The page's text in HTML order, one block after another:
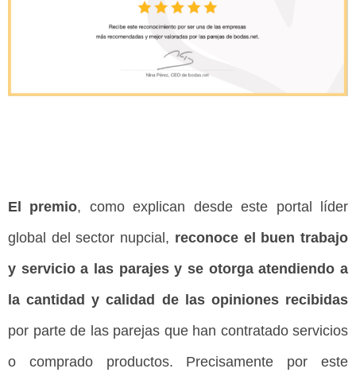
El premio, como explican desde este portal líder
global del sector nupcial, reconoce el buen trabajo
y servicio a las parajes y se otorga atendiendo a
la cantidad y calidad de las opiniones recibidas
por parte de las parejas que han contratado servicios
o comprado productos. Precisamente por este